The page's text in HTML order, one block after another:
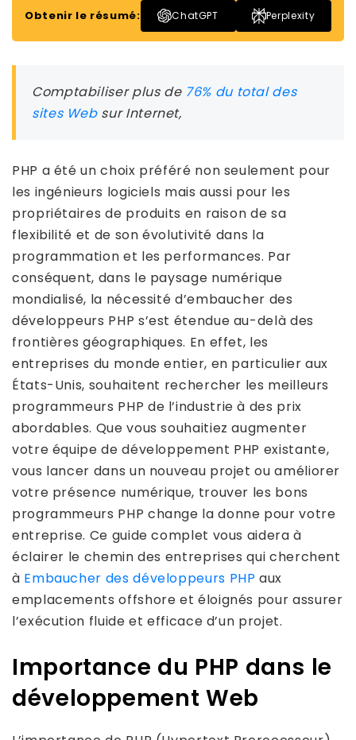
Obtenir le résumé: ChatGPT Perplexity
Comptabiliser plus de 76% du total des
sites Web sur Internet,
PHP a été un choix préféré non seulement pour
les ingénieurs logiciels mais aussi pour les
propriétaires de produits en raison de sa
flexibilité et de son évolutivité dans la
programmation et les performances. Par
conséquent, dans le paysage numérique
mondialisé, la nécessité d’embaucher des
développeurs PHP s’est étendue au-delà des
frontières géographiques. En effet, les
entreprises du monde entier, en particulier aux
États-Unis, souhaitent rechercher les meilleurs
programmeurs PHP de l’industrie à des prix
abordables. Que vous souhaitiez augmenter
votre équipe de développement PHP existante,
vous lancer dans un nouveau projet ou améliorer
votre présence numérique, trouver les bons
programmeurs PHP change la donne pour votre
entreprise. Ce guide complet vous aidera à
éclairer le chemin des entreprises qui cherchent
à Embaucher des développeurs PHPaux
emplacements offshore et éloignés pour assurer
l’exécution fluide et efficace d’un projet.
Importance du PHP dans le
développement Web